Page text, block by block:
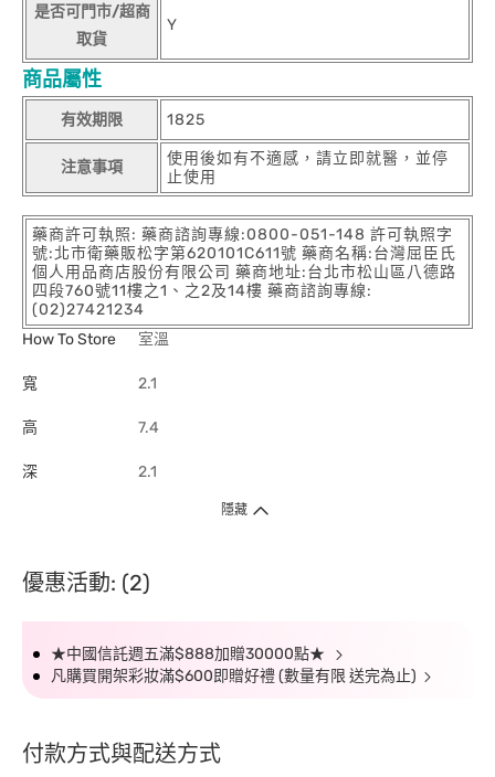
是否可門市/超商
取貨
Y
商品屬性
有效期限 1825
注意事項
使用後如有不適感，請立即就醫，並停
止使用
藥商許可執照: 藥商諮詢專線:0800-051-148 許可執照字
號:北市衛藥販松字第620101C611號 藥商名稱:台灣屈臣氏
個人用品商店股份有限公司 藥商地址:台北市松山區八德路
四段760號11樓之1、之2及14樓 藥商諮詢專線:
(02)27421234
How To Store
室溫
寬 2.1
高 7.4
深 2.1
隱藏
優惠活動: (2)
★中國信託週五滿$888加贈30000點★
凡購買開架彩妝滿$600即贈好禮 (數量有限 送完為止)
付款方式與配送方式